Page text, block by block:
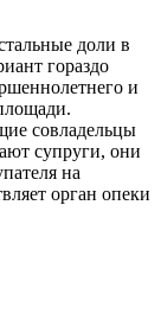
доли в
гораздо
и
совладельцы
супруги, они
на
орган опеки